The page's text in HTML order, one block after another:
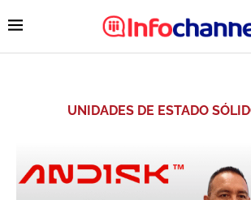
UNIDADES DE ESTADO